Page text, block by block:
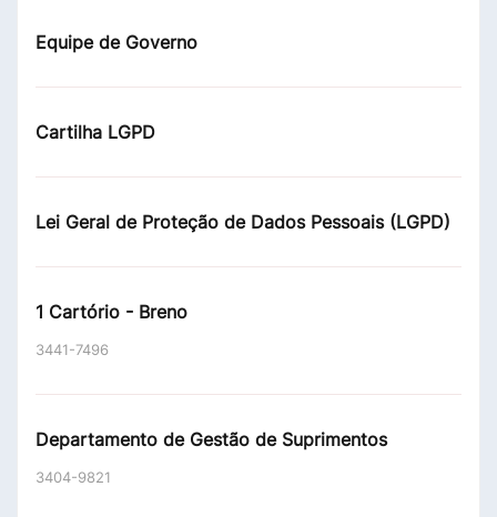
Equipe de Governo
Cartilha LGPD
Lei Geral de Proteção de Dados Pessoais (LGPD)
1 Cartório - Breno
3441-7496
Departamento de Gestão de Suprimentos
3404-9821